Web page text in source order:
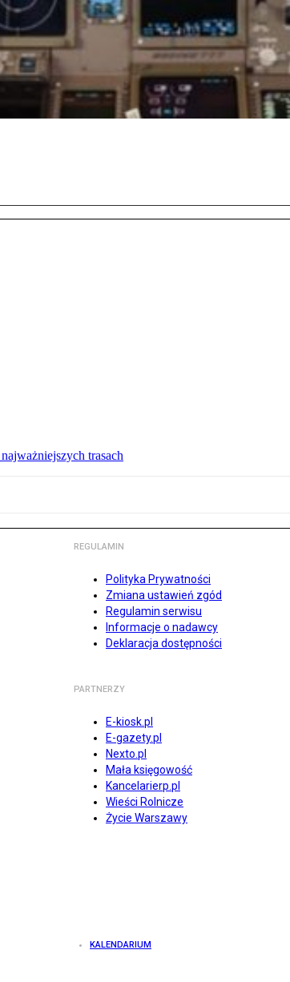
trasach
REGULAMIN
Polityka Prywatności
Zmiana ustawień zgód
Regulamin serwisu
Informacje o nadawcy
Deklaracja dostępności
PARTNERZY
E-kiosk.pl
E-gazety.pl
Nexto.pl
Mała księgowość
Kancelarierp.pl
Wieści Rolnicze
Życie Warszawy
KALENDARIUM